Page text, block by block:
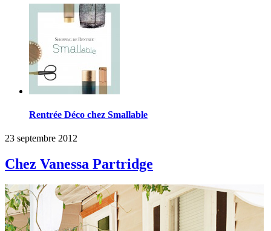
Rentrée Déco chez Smallable
23 septembre 2012
Chez Vanessa Partridge